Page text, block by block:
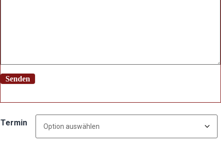
Termin